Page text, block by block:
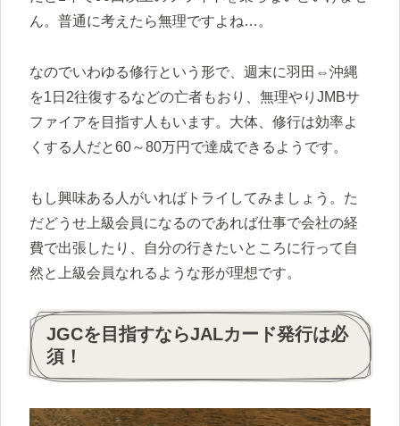
ん。普通に考えたら無理ですよね…。
なのでいわゆる修行という形で、週末に羽田⇔沖縄
を1日2往復するなどの亡者もおり、無理やりJMBサ
ファイアを目指す人もいます。大体、修行は効率よ
くする人だと60～80万円で達成できるようです。
もし興味ある人がいればトライしてみましょう。た
だどうせ上級会員になるのであれば仕事で会社の経
費で出張したり、自分の行きたいところに行って自
然と上級会員なれるような形が理想です。
JGCを目指すならJALカード発行は必
須！